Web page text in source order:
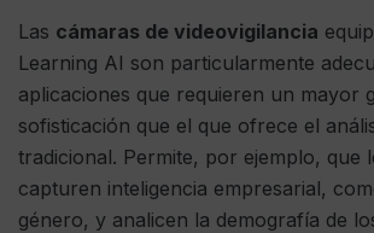
Las cámaras de videovigilancia
Learning AI son particularmente
aplicaciones que requieren un mayor
sofisticación que el que ofrece el
tradicional. Permite, por ejemplo, que
capturen inteligencia empresarial,
género, y analicen la demografía de